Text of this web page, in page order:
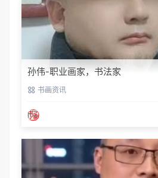
孙伟-职业画家，书法家
书画资讯